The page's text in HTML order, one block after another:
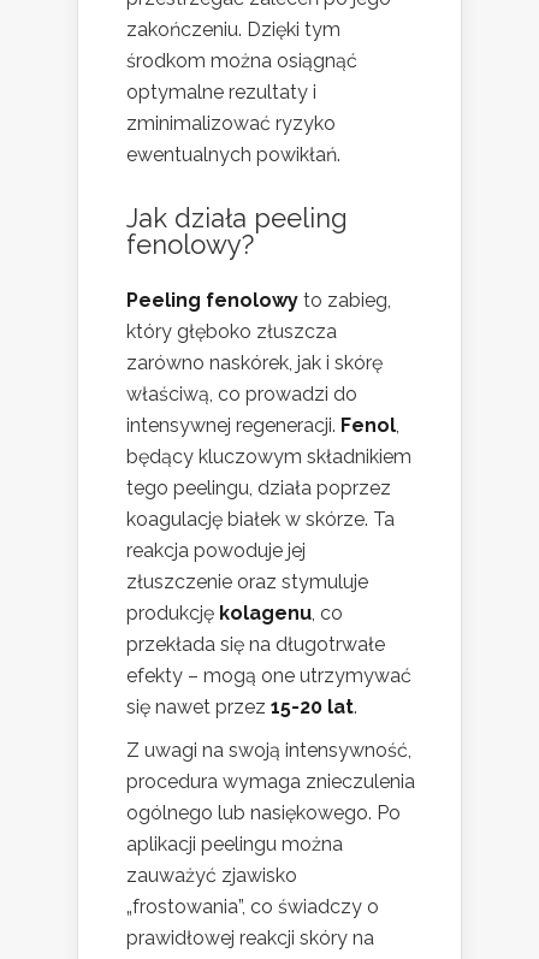
zakończeniu. Dzięki tym
środkom można osiągnąć
optymalne rezultaty i
zminimalizować ryzyko
ewentualnych powikłań.
Jak działa peeling
fenolowy?
Peeling fenolowy to zabieg,
który głęboko złuszcza
zarówno naskórek, jak i skórę
właściwą, co prowadzi do
intensywnej regeneracji. Fenol
będący kluczowym składnikiem
tego peelingu, działa poprzez
koagulację białek w skórze. Ta
reakcja powoduje jej
złuszczenie oraz stymuluje
produkcję kolagenu , co
przekłada się na długotrwałe
efekty – mogą one utrzymywać
się nawet przez 15-20 lat.
Z uwagi na swoją intensywność,
procedura wymaga znieczulenia
ogólnego lub nasiękowego. Po
aplikacji peelingu można
zauważyć zjawisko
„frostowania”, co świadczy o
prawidłowej reakcji skóry na